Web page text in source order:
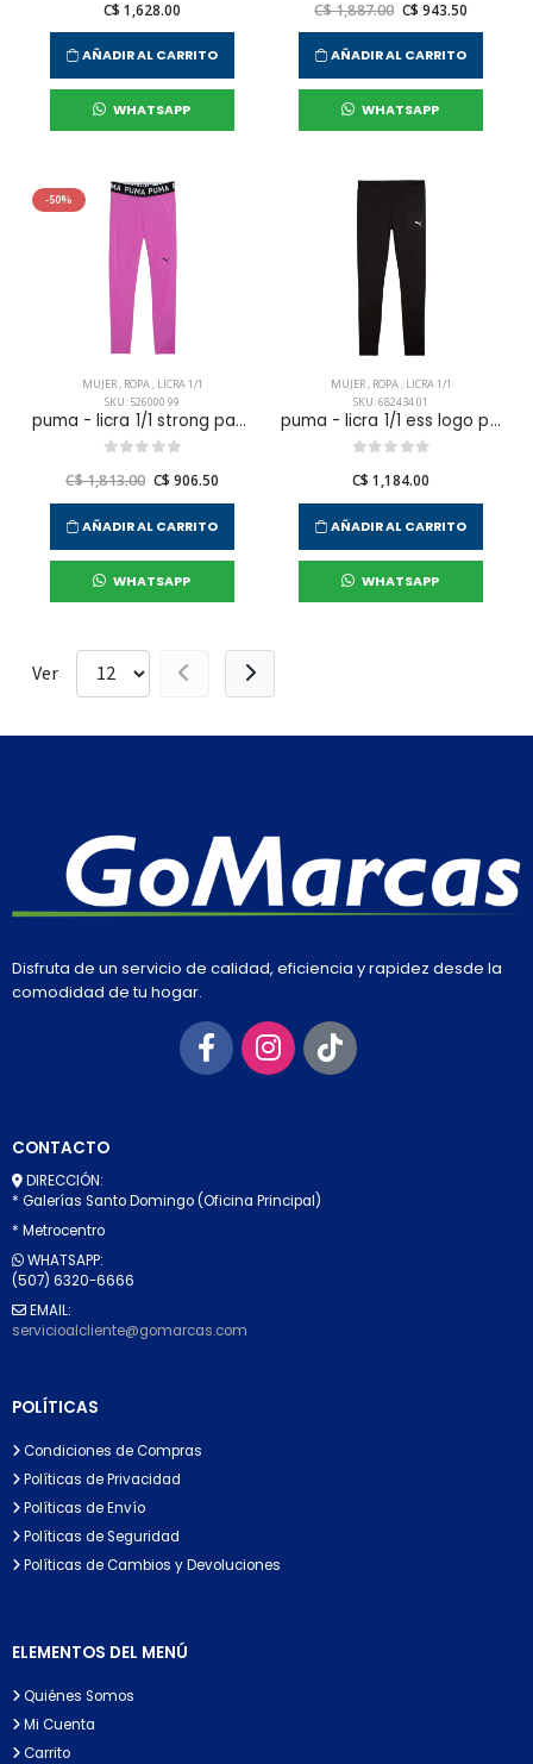
C$ 1,628.00
AÑADIR AL CARRITO
WHATSAPP
C$ 1,887.00 C$ 943.50
AÑADIR AL CARRITO
WHATSAPP
-50%
MUJER, ROPA, LICRA 1/1
SKU: 526000 99
puma - licra 1/1 strong para mujer
C$ 1,813.00 C$ 906.50
AÑADIR AL CARRITO
WHATSAPP
MUJER, ROPA, LICRA 1/1
SKU: 682434 01
puma - licra 1/1 ess logo poly s para mujer
C$ 1,184.00
AÑADIR AL CARRITO
WHATSAPP
Ver
Disfruta de un servicio de calidad, eficiencia y rapidez desde la
comodidad de tu hogar.
CONTACTO
DIRECCIÓN:
* Galerías Santo Domingo (Oficina Principal)
* Metrocentro
WHATSAPP:
(507) 6320-6666
EMAIL:
servicioalcliente@gomarcas.com
POLÍTICAS
Condiciones de Compras
Políticas de Privacidad
Políticas de Envío
Políticas de Seguridad
Políticas de Cambios y Devoluciones
ELEMENTOS DEL MENÚ
Quiénes Somos
Mi Cuenta
Carrito